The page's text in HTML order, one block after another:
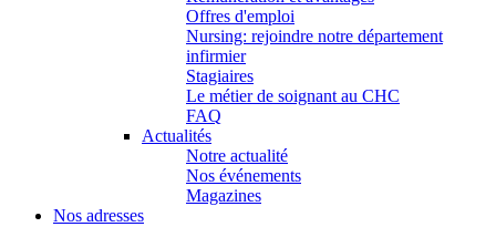
Offres d'emploi
Nursing: rejoindre notre département
infirmier
Stagiaires
Le métier de soignant au CHC
FAQ
Actualités
Notre actualité
Nos événements
Magazines
Nos adresses